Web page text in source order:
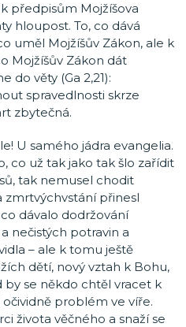
předpisům Mojžíšova
hloupost. To, co dává
uměl Mojžíšův Zákon, ale k
Mojžíšův Zákon dát
do věty (Ga 2,21):
spravedlnosti skrze
zbytečná.
U samého jádra evangelia.
co už tak jako tak šlo zařídit
tak nemusel chodit
zmrtvýchvstání přinesl
dávalo dodržování
nečistých potravin a
– ale k tomu ještě
dětí, nový vztah k Bohu,
se někdo chtěl vracet k
problém ve víře.
života věčného a snaží se